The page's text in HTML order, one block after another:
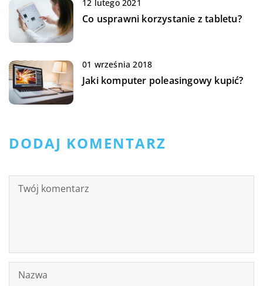
12 lutego 2021
Co usprawni korzystanie z tabletu?
01 września 2018
Jaki komputer poleasingowy kupić?
DODAJ KOMENTARZ